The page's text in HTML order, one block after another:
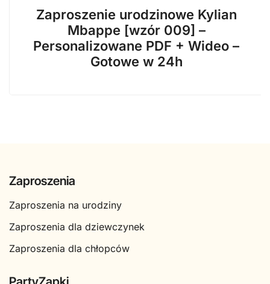
cena
wynosiła:
29,99 zł.
wynosi:
14,99 zł.
Zaproszenie urodzinowe Kylian
Mbappe [wzór 009] –
Personalizowane PDF + Wideo –
Gotowe w 24h
Zaproszenia
Zaproszenia na urodziny
Zaproszenia dla dziewczynek
Zaproszenia dla chłopców